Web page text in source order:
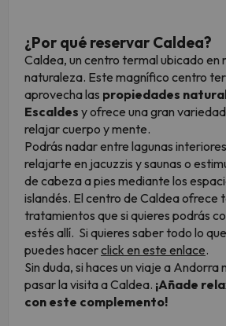
¿Por qué reservar Caldea?
Caldea, un centro termal ubicado en
naturaleza. Este magnífico centro
aprovecha las propiedades
Escaldes y ofrece una gran
relajar cuerpo y mente.
Podrás nadar entre lagunas
relajarte en jacuzzis y saunas o
de cabeza a pies mediante los
islandés. El centro de Caldea ofrece
tratamientos que si quieres podrás
estés allí. Si quieres saber todo lo
puedes hacerclick en este enlace.
Sin duda, si haces un viaje a Andorra
pasar la visita a Caldea. ¡Añade
con este complemento!